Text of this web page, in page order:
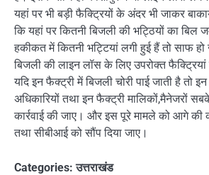
यहां पर भी बड़ी फैक्ट्रियों के अंदर भी जाकर
कि यहां पर कितनी बिजली की भट्ठियों का बिल
हकीकत में कितनी भट्टियां लगी हुई हैं तो साफ हो
बिजली की लाइन लॉस के लिए उपरोक्त फैक्ट्रियां
यदि इन फैक्ट्री में बिजली चोरी पाई जाती है तो
अधिकारियों तथा इन फैक्ट्री मालिकों,मैनेजरों
कार्रवाई की जाए। और इस पूरे मामले को आगे की
तथा सीबीआई को सौंप दिया जाए।
Categories:उत्तराखंड